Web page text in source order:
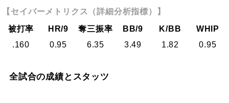
【セイバーメトリクス（詳細分析指標）】
被打率
HR/9 奪三振率 BB/9 K/BB
WHIP
.160
0.95 6.35 3.49 1.82 0.95
全試合の成績とスタッツ